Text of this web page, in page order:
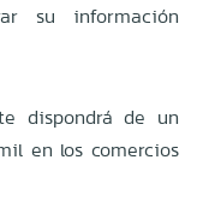
su información
dispondrá de un
en los comercios